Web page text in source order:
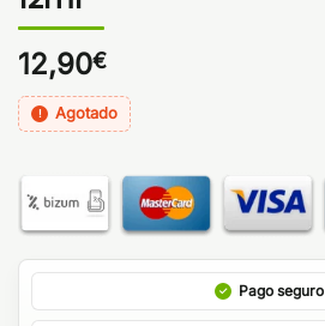
12,90€
Agotado
Pago seguro